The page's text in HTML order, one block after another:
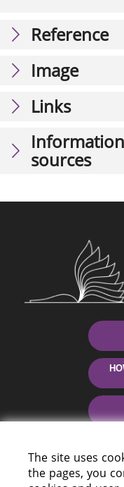
Reference
Image
Links
Information
sources
The site uses
the pages, you